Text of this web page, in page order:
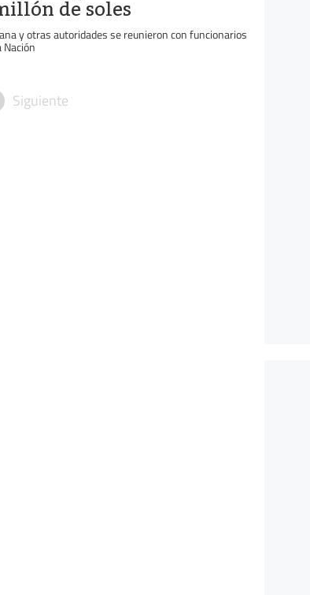
de soles
y otras autoridades se reunieron con funcionarios
Nación
Siguiente